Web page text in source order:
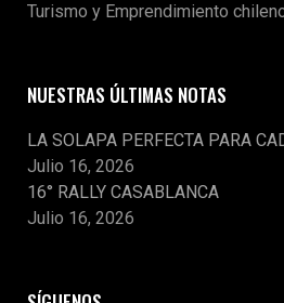
Turismo y Emprendimiento
NUESTRAS ÚLTIMAS NOTAS
LA SOLAPA PERFECTA PARA
Julio 16, 2026
16° RALLY CASABLANCA
Julio 16, 2026